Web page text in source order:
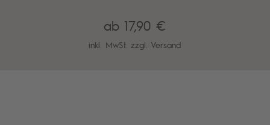
ab 17,90 €
inkl. MwSt. zzgl. Versand